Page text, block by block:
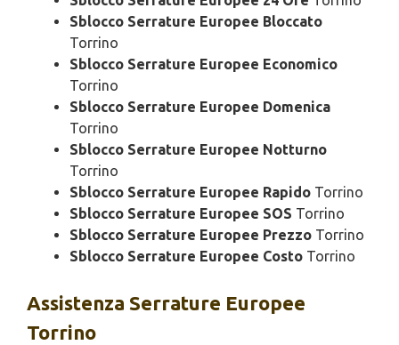
Sblocco Serrature Europee Bloccato
Torrino
Sblocco Serrature Europee Economico
Torrino
Sblocco Serrature Europee Domenica
Torrino
Sblocco Serrature Europee Notturno
Torrino
Sblocco Serrature Europee Rapido Torrino
Sblocco Serrature Europee SOS Torrino
Sblocco Serrature Europee Prezzo Torrino
Sblocco Serrature Europee Costo Torrino
Assistenza Serrature Europee
Torrino